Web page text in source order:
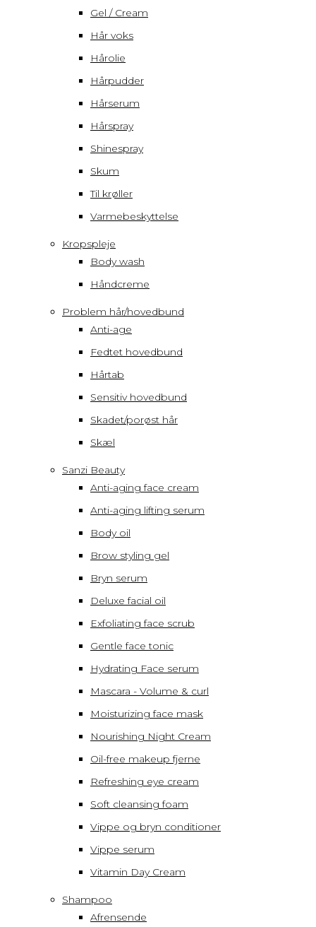
Gel / Cream
Hår voks
Hårolie
Hårpudder
Hårserum
Hårspray
Shinespray
Skum
Til krøller
Varmebeskyttelse
Kropspleje
Body wash
Håndcreme
Problem hår/hovedbund
Anti-age
Fedtet hovedbund
Hårtab
Sensitiv hovedbund
Skadet/porøst hår
Skæl
Sanzi Beauty
Anti-aging face cream
Anti-aging lifting serum
Body oil
Brow styling gel
Bryn serum
Deluxe facial oil
Exfoliating face scrub
Gentle face tonic
Hydrating Face serum
Mascara - Volume & curl
Moisturizing face mask
Nourishing Night Cream
Oil-free makeup fjerne
Refreshing eye cream
Soft cleansing foam
Vippe og bryn conditioner
Vippe serum
Vitamin Day Cream
Shampoo
Afrensende